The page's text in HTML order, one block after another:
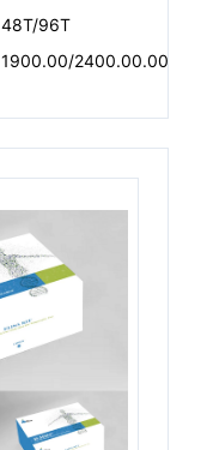
48T/96T
1900.00/2400.00.00